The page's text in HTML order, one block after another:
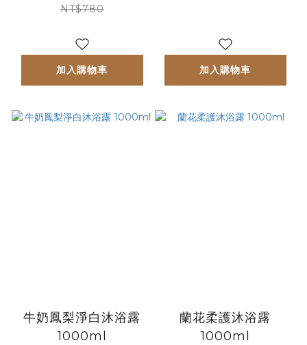
NT$780
加入購物車 加入購物車
牛奶鳳梨淨白沐浴露
1000ml
蘭花柔護沐浴露
1000ml